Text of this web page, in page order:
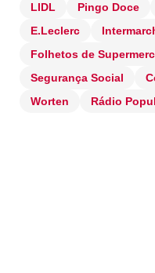
LIDL Pingo Doce
E.Leclerc
Folhetos de
Segurança Social
Worten
Rádio